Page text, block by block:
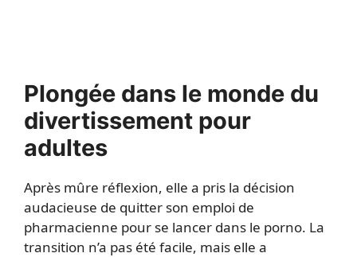
Plongée dans le monde du
divertissement pour
adultes
Après mûre réflexion, elle a pris la décision
audacieuse de quitter son emploi de
pharmacienne pour se lancer dans le porno. La
transition n’a pas été facile, mais elle a